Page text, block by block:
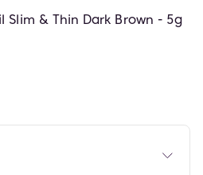
Slim & Thin Dark Brown - 5g